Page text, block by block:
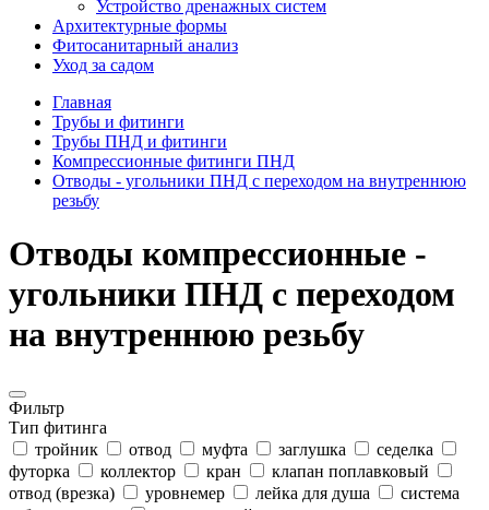
Устройство дренажных систем
Aрхитектурные формы
Фитосанитарный анализ
Уход за садом
Главная
Трубы и фитинги
Трубы ПНД и фитинги
Компрессионные фитинги ПНД
Отводы - угольники ПНД с переходом на внутреннюю
резьбу
Отводы компрессионные -
угольники ПНД с переходом
на внутреннюю резьбу
Фильтр
Тип фитинга
тройник
отвод муфта заглушка
седелка
футорка
коллектор кран
клапан поплавковый
отвод (врезка)
уровнемер лейка для душа
система